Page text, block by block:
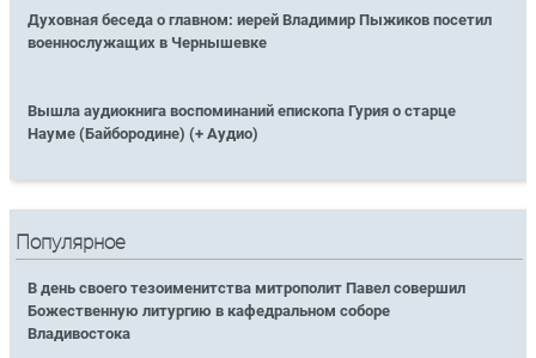
Духовная беседа о главном: иерей Владимир Пыжиков посетил
военнослужащих в Чернышевке
Вышла аудиокнига воспоминаний епископа Гурия о старце
Науме (Байбородине) (+ Аудио)
Популярное
В день своего тезоименитства митрополит Павел совершил
Божественную литургию в кафедральном соборе
Владивостока